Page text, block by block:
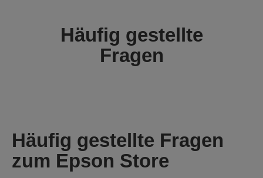
Häufig gestellte
Fragen
Häufig gestellte Fragen
zum Epson Store